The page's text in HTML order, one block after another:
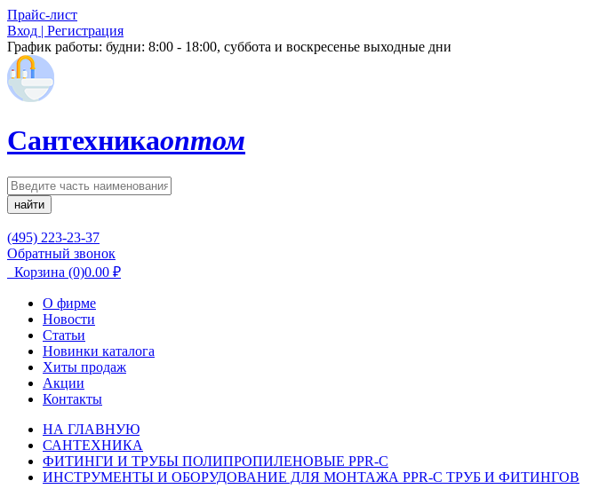
Прайс-лист
Вход | Регистрация
График работы: будни: 8:00 - 18:00, суббота и воскресенье выходные дни
Сантехникаоптом
найти
(495) 223-23-37
Обратный звонок
Корзина (0)0.00 ₽
О фирме
Новости
Статьи
Новинки каталога
Хиты продаж
Акции
Контакты
НА ГЛАВНУЮ
САНТЕХНИКА
ФИТИНГИ И ТРУБЫ ПОЛИПРОПИЛЕНОВЫЕ PPR-C
ИНСТРУМЕНТЫ И ОБОРУДОВАНИЕ ДЛЯ МОНТАЖА PPR-C ТРУБ И ФИТИНГОВ